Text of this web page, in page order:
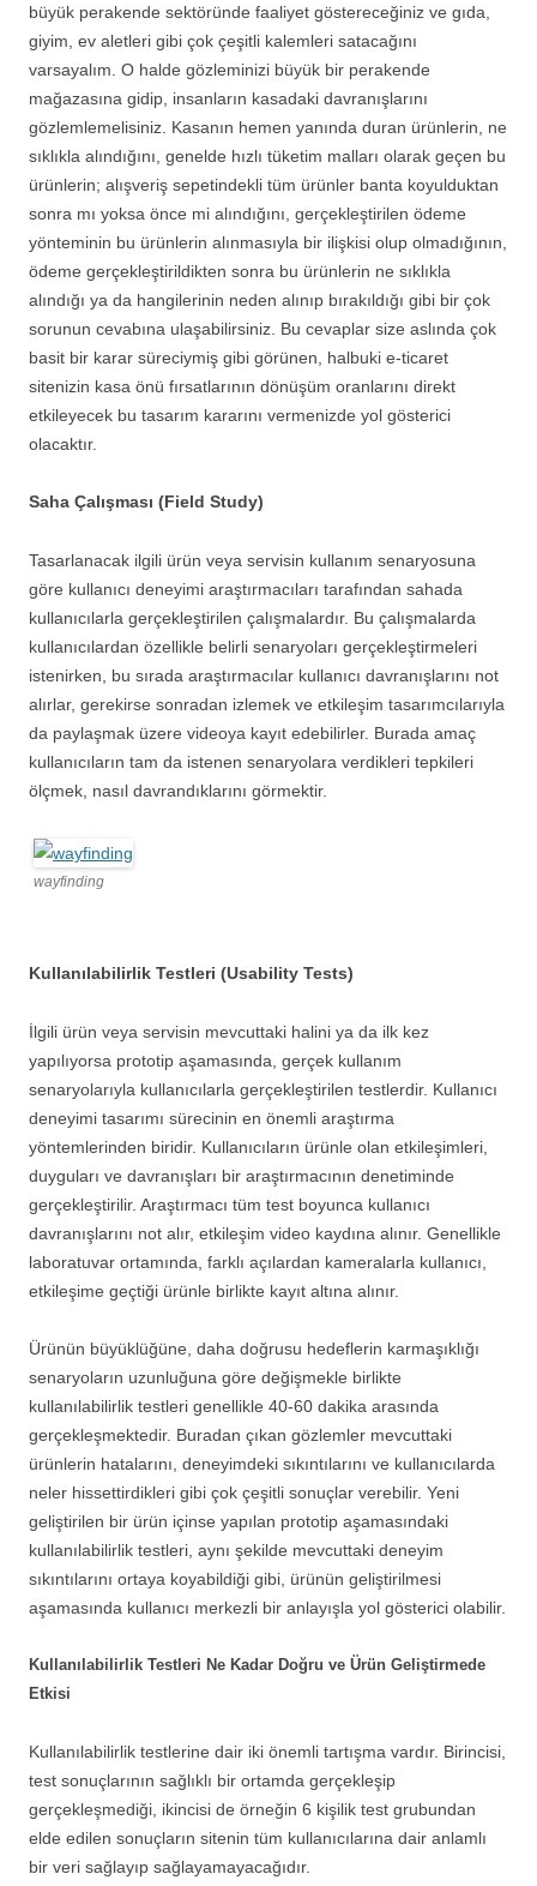
büyük perakende sektöründe faaliyet göstereceğiniz ve gıda,
giyim, ev aletleri gibi çok çeşitli kalemleri satacağını
varsayalım. O halde gözleminizi büyük bir perakende
mağazasına gidip, insanların kasadaki davranışlarını
gözlemlemelisiniz. Kasanın hemen yanında duran ürünlerin, ne
sıklıkla alındığını, genelde hızlı tüketim malları olarak geçen bu
ürünlerin; alışveriş sepetindekli tüm ürünler banta koyulduktan
sonra mı yoksa önce mi alındığını, gerçekleştirilen ödeme
yönteminin bu ürünlerin alınmasıyla bir ilişkisi olup olmadığının,
ödeme gerçekleştirildikten sonra bu ürünlerin ne sıklıkla
alındığı ya da hangilerinin neden alınıp bırakıldığı gibi bir çok
sorunun cevabına ulaşabilirsiniz. Bu cevaplar size aslında çok
basit bir karar süreciymiş gibi görünen, halbuki e-ticaret
sitenizin kasa önü fırsatlarının dönüşüm oranlarını direkt
etkileyecek bu tasarım kararını vermenizde yol gösterici
olacaktır.
Saha Çalışması (Field Study)
Tasarlanacak ilgili ürün veya servisin kullanım senaryosuna
göre kullanıcı deneyimi araştırmacıları tarafından sahada
kullanıcılarla gerçekleştirilen çalışmalardır. Bu çalışmalarda
kullanıcılardan özellikle belirli senaryoları gerçekleştirmeleri
istenirken, bu sırada araştırmacılar kullanıcı davranışlarını not
alırlar, gerekirse sonradan izlemek ve etkileşim tasarımcılarıyla
da paylaşmak üzere videoya kayıt edebilirler. Burada amaç
kullanıcıların tam da istenen senaryolara verdikleri tepkileri
ölçmek, nasıl davrandıklarını görmektir.
wayfinding
Kullanılabilirlik Testleri (Usability Tests)
İlgili ürün veya servisin mevcuttaki halini ya da ilk kez
yapılıyorsa prototip aşamasında, gerçek kullanım
senaryolarıyla kullanıcılarla gerçekleştirilen testlerdir. Kullanıcı
deneyimi tasarımı sürecinin en önemli araştırma
yöntemlerinden biridir. Kullanıcıların ürünle olan etkileşimleri,
duyguları ve davranışları bir araştırmacının denetiminde
gerçekleştirilir. Araştırmacı tüm test boyunca kullanıcı
davranışlarını not alır, etkileşim video kaydına alınır. Genellikle
laboratuvar ortamında, farklı açılardan kameralarla kullanıcı,
etkileşime geçtiği ürünle birlikte kayıt altına alınır.
Ürünün büyüklüğüne, daha doğrusu hedeflerin karmaşıklığı
senaryoların uzunluğuna göre değişmekle birlikte
kullanılabilirlik testleri genellikle 40-60 dakika arasında
gerçekleşmektedir. Buradan çıkan gözlemler mevcuttaki
ürünlerin hatalarını, deneyimdeki sıkıntılarını ve kullanıcılarda
neler hissettirdikleri gibi çok çeşitli sonuçlar verebilir. Yeni
geliştirilen bir ürün içinse yapılan prototip aşamasındaki
kullanılabilirlik testleri, aynı şekilde mevcuttaki deneyim
sıkıntılarını ortaya koyabildiği gibi, ürünün geliştirilmesi
aşamasında kullanıcı merkezli bir anlayışla yol gösterici olabilir.
Kullanılabilirlik Testleri Ne Kadar Doğru ve Ürün Geliştirmede
Etkisi
Kullanılabilirlik testlerine dair iki önemli tartışma vardır. Birincisi,
test sonuçlarının sağlıklı bir ortamda gerçekleşip
gerçekleşmediği, ikincisi de örneğin 6 kişilik test grubundan
elde edilen sonuçların sitenin tüm kullanıcılarına dair anlamlı
bir veri sağlayıp sağlayamayacağıdır.